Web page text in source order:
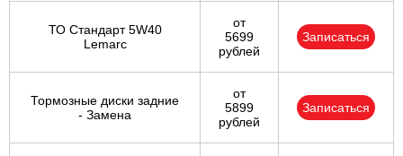
ТО Стандарт 5W40
Lemarc
от
5699
рублей
Записаться
Тормозные диски задние
- Замена
от
5899
рублей
Записаться